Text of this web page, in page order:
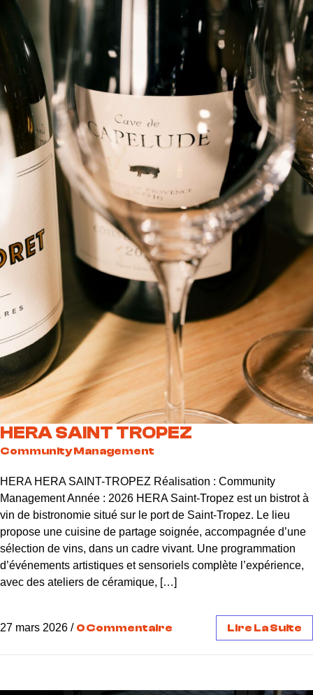
HERA SAINT TROPEZ
Community Management
HERA HERA SAINT-TROPEZ Réalisation : Community
Management Année : 2026 HERA Saint-Tropez est un bistrot à
vin de bistronomie situé sur le port de Saint-Tropez. Le lieu
propose une cuisine de partage soignée, accompagnée d’une
sélection de vins, dans un cadre vivant. Une programmation
d’événements artistiques et sensoriels complète l’expérience,
avec des ateliers de céramique, […]
27 mars 2026 / 0 Commentaire Lire La Suite